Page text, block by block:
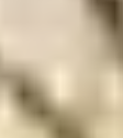
в
Мы